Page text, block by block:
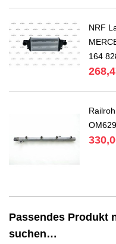
NRF
164
Passendes Produkt
suchen…